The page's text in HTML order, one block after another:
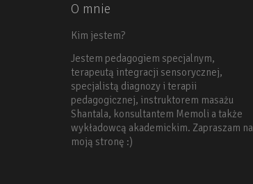
O mnie
Kim jestem?
Jestem pedagogiem specjalnym,
terapeutą integracji sensorycznej,
specjalistą diagnozy i terapii
pedagogicznej, instruktorem masażu
Shantala, konsultantem Memoli a także
wykładowcą akademickim. Zapraszam na
moją stronę :)